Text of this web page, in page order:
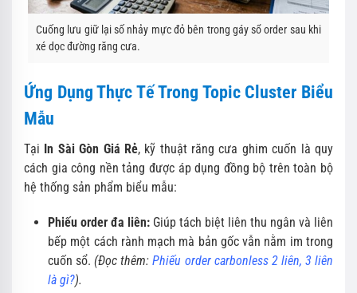
Cuống lưu giữ lại số nhảy mực đỏ bên trong gáy sổ order sau khi
xé dọc đường răng cưa.
Ứng Dụng Thực Tế Trong Topic Cluster Biểu
Mẫu
Tại In Sài Gòn Giá Rẻ, kỹ thuật răng cưa ghim cuốn là quy
cách gia công nền tảng được áp dụng đồng bộ trên toàn bộ
hệ thống sản phẩm biểu mẫu:
Phiếu order đa liên: Giúp tách biệt liên thu ngân và liên
bếp một cách rành mạch mà bản gốc vẫn nằm im trong
cuốn sổ.(Đọc thêm:Phiếu order carbonless 2 liên, 3 liên
là gì?).